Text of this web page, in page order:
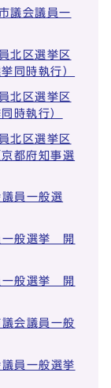
議会議員一
北区選挙区
同時執行）
北区選挙区
時執行）
北区選挙区
都府知事選
員一般選
一般選挙 開
一般選挙 開
会議員一般
員一般選挙